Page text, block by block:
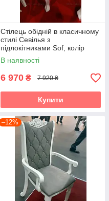
Стілець обідній в класичному
стилі Севілья з
підлокітниками Sof, колір
білий
В наявності
6 970 ₴ 7 920 ₴
Купити
–12%